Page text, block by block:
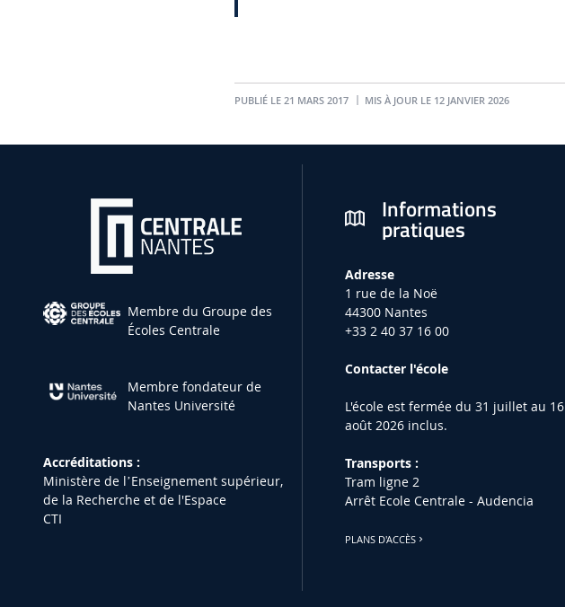
PUBLIÉ LE 21 MARS 2017 MIS À JOUR LE 12 JANVIER 2026
Membre du Groupe des
Écoles Centrale
Membre fondateur de
Nantes Université
Accréditations :
Ministère de lʼEnseignement supérieur,
de la Recherche et de l'Espace
CTI
Informations
pratiques
Adresse
1 rue de la Noë
44300 Nantes
+33 2 40 37 16 00
Contacter l'école
L'école est fermée du 31 juillet au 16
août 2026 inclus.
Transports :
Tram ligne 2
Arrêt Ecole Centrale - Audencia
PLANS D'ACCÈS